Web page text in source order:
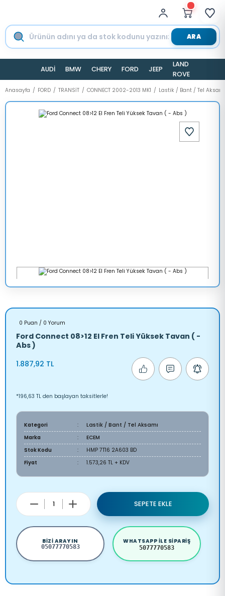
ARA
AUDİ BMW CHERY FORD JEEP
LAND
ROVER
Anasayfa FORD TRANSİT CONNECT 2002-2013 MK1 Lastik / Bant / Tel
0 Puan / 0 Yorum
Ford Connect 08>12 El Fren Teli Yüksek Tavan ( -
Abs )
1.887,92 TL
*196,63 TL den başlayan taksitlerle!
Kategori
Lastik / Bant / Tel Aksamı
Marka
ECEM
Stok Kodu
HMP 7T16 2A603 BD
Fiyat
1.573,26 TL + KDV
SEPETE EKLE
BIZI ARAYIN
05077770583
WHATSAPP ILE SIPARIŞ
5077770583